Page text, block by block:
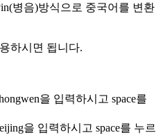
병음)방식으로 중국어를 변환
하시면 됩니다.
을 입력하시고 space를
을 입력하시고 space를 누르